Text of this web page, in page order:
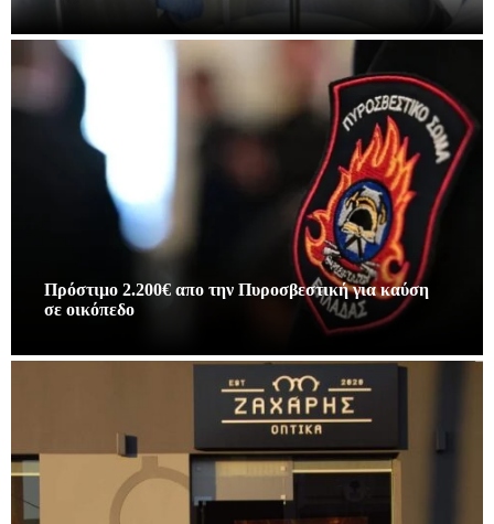
Πρόστιμο 2.200€ απο την Πυροσβεστική για καύση
σε οικόπεδο